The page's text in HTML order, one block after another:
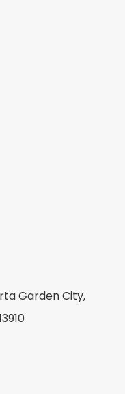
Garden City,